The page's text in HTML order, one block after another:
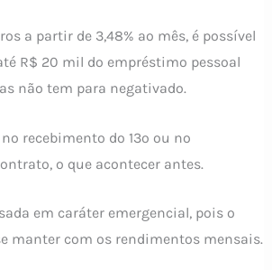
a partir de 3,48% ao mês, é possível
R$ 20 mil do empréstimo pessoal
não tem para negativado.
recebimento do 13º ou no
o que acontecer antes.
em caráter emergencial, pois o
manter com os rendimentos mensais.